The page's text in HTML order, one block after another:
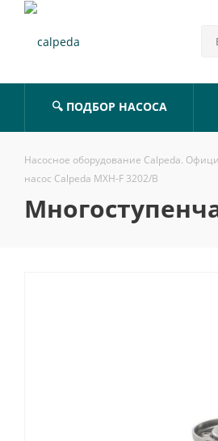
🔍 ПОДБОР НАСОСА
Насосное оборудование Calpeda.
насос Calpeda MXH-F 3202/B